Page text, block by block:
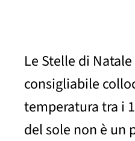
Le Stelle di
consigliabile
temperatura tra i
del sole non è un